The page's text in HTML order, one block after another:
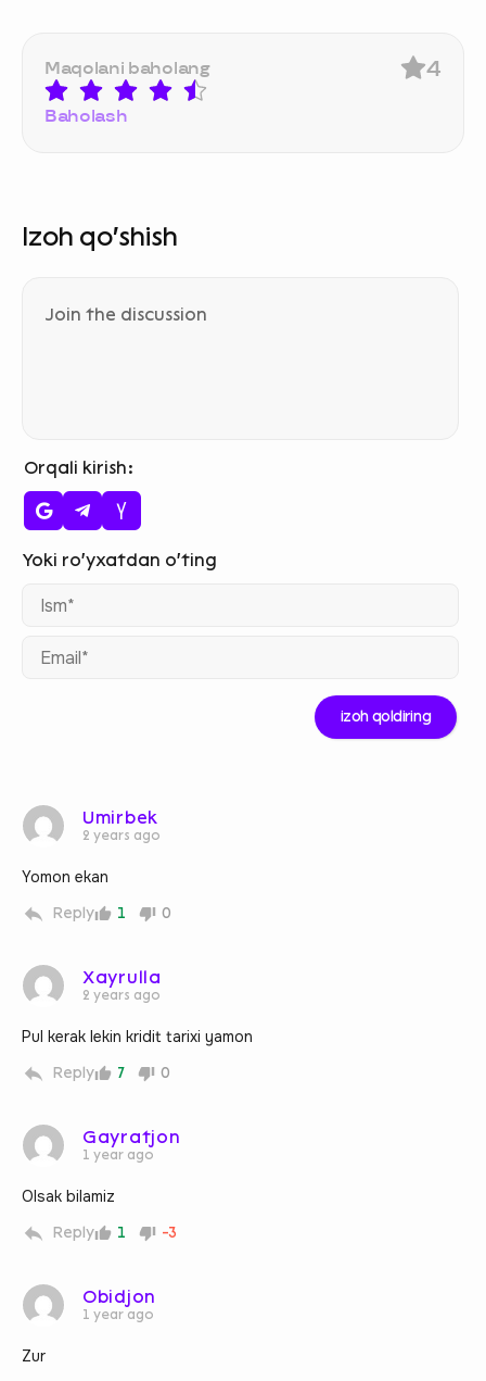
Maqolani baholang
Baholash
4
Izoh qo‘shish
Orqali kirish
Umirbek
2 years ago
Yomon ekan
1 0
Reply
Xayrulla
2 years ago
Pul kerak lekin kridit tarixi yamon
7 0
Reply
Gayratjon
1 year ago
Olsak bilamiz
1 -3
Reply
Obidjon
1 year ago
Zur